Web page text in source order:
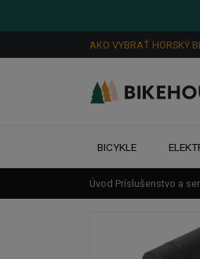
AKO VYBRAŤ HORSKÝ
BICYKLE
Úvod Príslušenstvo a